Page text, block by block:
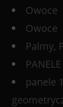
Owoce
Owoce
Palmy,
panele